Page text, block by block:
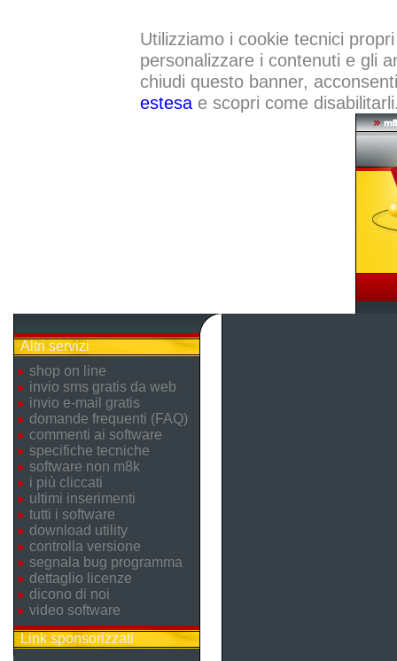
Utilizziamo i cookie tecnici
personalizzare i contenuti e gli
chiudi questo banner,
estesae scopri come
Altri servizi
shop on line
invio sms gratis da web
invio e-mail gratis
domande frequenti (FAQ)
commenti ai software
specifiche tecniche
software non m8k
i più cliccati
ultimi inserimenti
tutti i software
download utility
controlla versione
segnala bug programma
dettaglio licenze
dicono di noi
video software
Link sponsorizzati